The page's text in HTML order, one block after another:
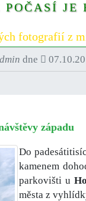
POČASÍ JE
fotografií z
dne
západu
Do
kamenem
parkovišti u
města z